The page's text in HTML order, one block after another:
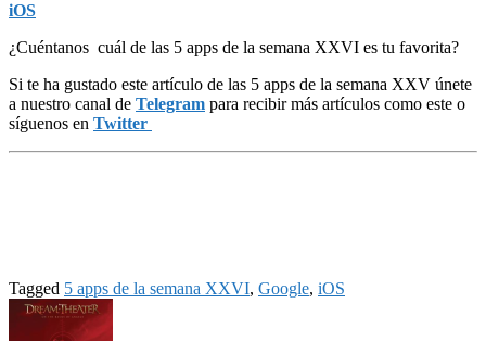
iOS
¿Cuéntanos cuál de las 5 apps de la semana XXVI es tu favorita?
Si te ha gustado este artículo de las 5 apps de la semana XXV únete
a nuestro canal de Telegram para recibir más artículos como este o
síguenos en Twitter
Tagged 5 apps de la semana XXVI, Google, iOS